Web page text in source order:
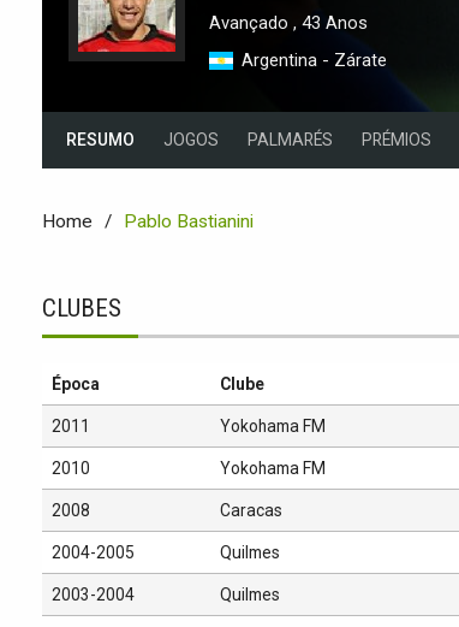
Avançado , 43 Anos
Argentina - Zárate
RESUMO JOGOS PALMARÉS PRÉMIOS
Home Pablo Bastianini
CLUBES
Época Clube
2011 Yokohama FM
2010 Yokohama FM
2008 Caracas
2004-2005 Quilmes
2003-2004 Quilmes